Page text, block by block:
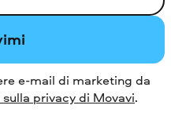
e-mail di marketing da
privacy di Movavi.